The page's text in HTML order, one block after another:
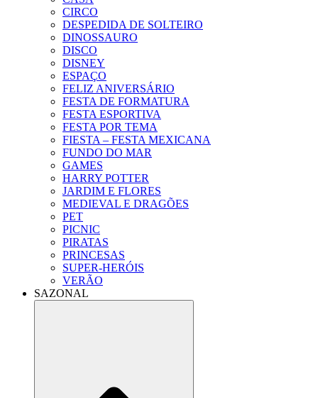
CIRCO
DESPEDIDA DE SOLTEIRO
DINOSSAURO
DISCO
DISNEY
ESPAÇO
FELIZ ANIVERSÁRIO
FESTA DE FORMATURA
FESTA ESPORTIVA
FESTA POR TEMA
FIESTA – FESTA MEXICANA
FUNDO DO MAR
GAMES
HARRY POTTER
JARDIM E FLORES
MEDIEVAL E DRAGÕES
PET
PICNIC
PIRATAS
PRINCESAS
SUPER-HERÓIS
VERÃO
SAZONAL